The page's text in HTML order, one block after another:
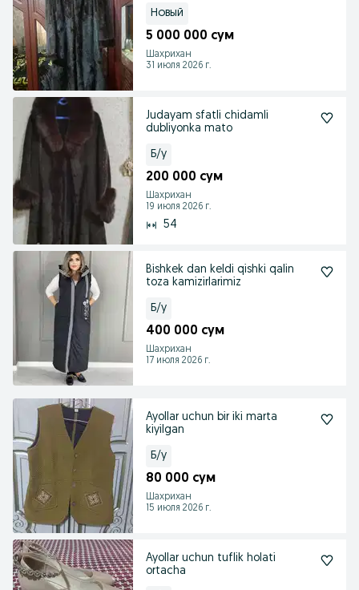
Новый
5 000 000 сум
Шахрихан
31 июля 2026 г.
Judayam sfatli chidamli
dubliyonka mato
Б/у
200 000 сум
Шахрихан
19 июля 2026 г.
54
Bishkek dan keldi qishki qalin
toza kamizirlarimiz
Б/у
400 000 сум
Шахрихан
17 июля 2026 г.
Ayollar uchun bir iki marta
kiyilgan
Б/у
80 000 сум
Шахрихан
15 июля 2026 г.
Ayollar uchun tuflik holati
ortacha